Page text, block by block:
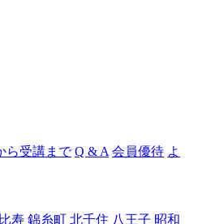
ら受講まで Q & A 会員優待 よ
寿 錦糸町 北千住 八王子 昭和